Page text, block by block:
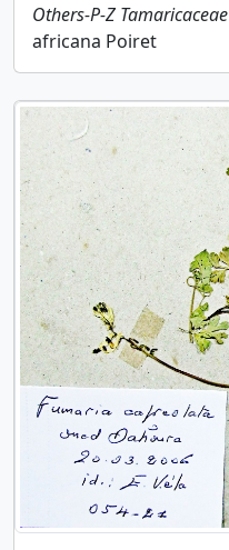
Others-P-Z Tamaricaceae
africana Poiret